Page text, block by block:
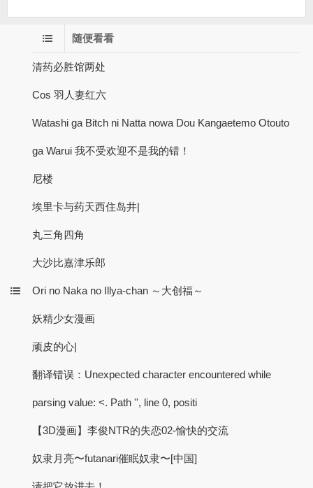
随便看看
清药必胜馆两处
Cos 羽人妻红六
Watashi ga Bitch ni Natta nowa Dou Kangaetemo Otouto
ga Warui 我不受欢迎不是我的错！
尼楼
埃里卡与药天西住岛井|
丸三角四角
大沙比嘉津乐郎
Ori no Naka no Illya-chan ～大创福～
妖精少女漫画
顽皮的心|
翻译错误：Unexpected character encountered while
parsing value: <. Path '', line 0, positi
【3D漫画】李俊NTR的失恋02-愉快的交流
奴隶月亮〜futanari催眠奴隶〜[中国]